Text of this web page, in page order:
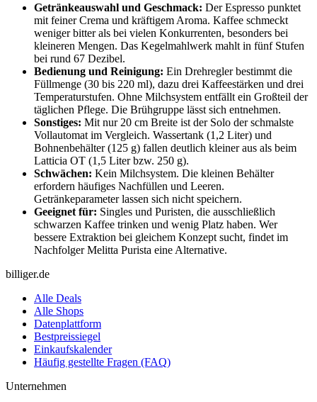
Getränkeauswahl und Geschmack: Der Espresso punktet
mit feiner Crema und kräftigem Aroma. Kaffee schmeckt
weniger bitter als bei vielen Konkurrenten, besonders bei
kleineren Mengen. Das Kegelmahlwerk mahlt in fünf Stufen
bei rund 67 Dezibel.
Bedienung und Reinigung: Ein Drehregler bestimmt die
Füllmenge (30 bis 220 ml), dazu drei Kaffeestärken und drei
Temperaturstufen. Ohne Milchsystem entfällt ein Großteil der
täglichen Pflege. Die Brühgruppe lässt sich entnehmen.
Sonstiges: Mit nur 20 cm Breite ist der Solo der schmalste
Vollautomat im Vergleich. Wassertank (1,2 Liter) und
Bohnenbehälter (125 g) fallen deutlich kleiner aus als beim
Latticia OT (1,5 Liter bzw. 250 g).
Schwächen: Kein Milchsystem. Die kleinen Behälter
erfordern häufiges Nachfüllen und Leeren.
Getränkeparameter lassen sich nicht speichern.
Geeignet für: Singles und Puristen, die ausschließlich
schwarzen Kaffee trinken und wenig Platz haben. Wer
bessere Extraktion bei gleichem Konzept sucht, findet im
Nachfolger Melitta Purista eine Alternative.
billiger.de
Alle Deals
Alle Shops
Datenplattform
Bestpreissiegel
Einkaufskalender
Häufig gestellte Fragen (FAQ)
Unternehmen